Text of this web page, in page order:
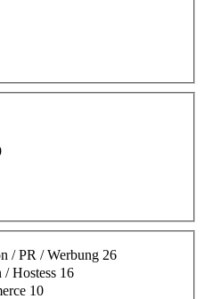
/ PR / Werbung 26
/ Hostess 16
10